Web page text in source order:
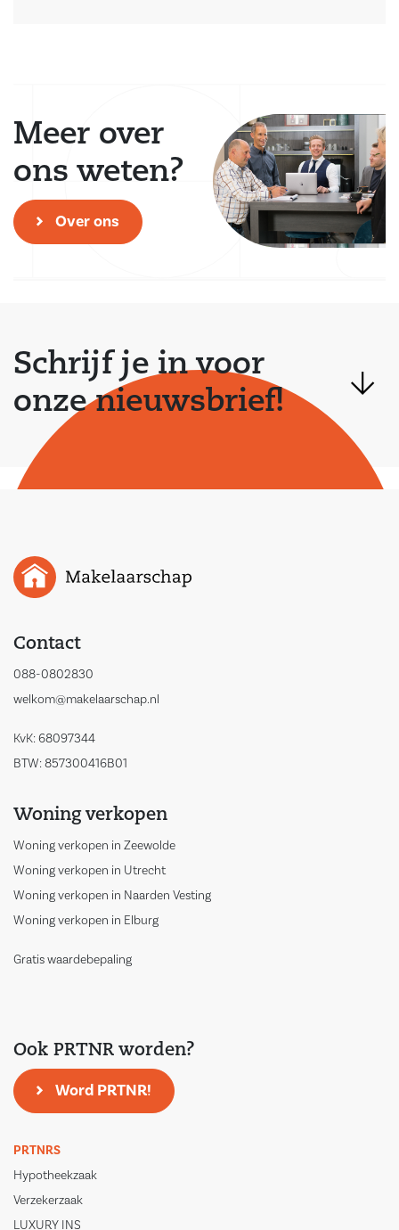
Schrijf je in voor
onze nieuwsbrief!
Meer over
ons weten?
Over ons
Contact
088-0802830
welkom@makelaarschap.nl
KvK: 68097344
BTW: 857300416B01
Woning verkopen
Woning verkopen in Zeewolde
Woning verkopen in Utrecht
Woning verkopen in Naarden Vesting
Woning verkopen in Elburg
Gratis waardebepaling
Ook PRTNR worden?
Word PRTNR!
PRTNRS
Hypotheekzaak
Verzekerzaak
LUXURY INS